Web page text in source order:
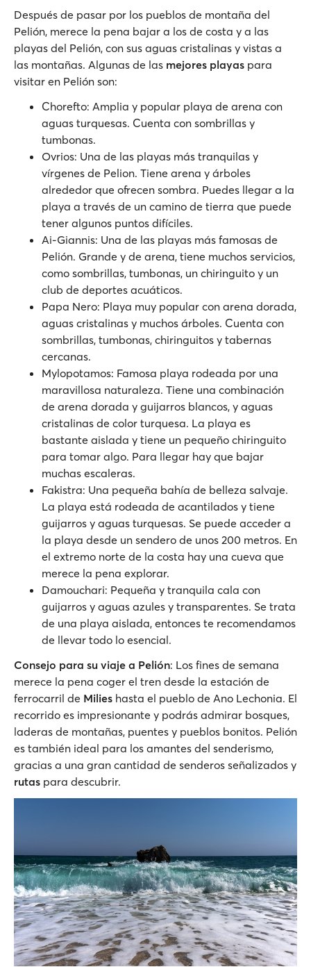
Después de pasar por los pueblos de montaña del
Pelión, merece la pena bajar a los de costa y a las
playas del Pelión, con sus aguas cristalinas y vistas a
las montañas. Algunas de las mejores playas para
visitar en Pelión son:
Chorefto: Amplia y popular playa de arena con
aguas turquesas. Cuenta con sombrillas y
tumbonas.
Ovrios: Una de las playas más tranquilas y
vírgenes de Pelion. Tiene arena y árboles
alrededor que ofrecen sombra. Puedes llegar a la
playa a través de un camino de tierra que puede
tener algunos puntos difíciles.
Ai-Giannis: Una de las playas más famosas de
Pelión. Grande y de arena, tiene muchos servicios,
como sombrillas, tumbonas, un chiringuito y un
club de deportes acuáticos.
Papa Nero: Playa muy popular con arena dorada,
aguas cristalinas y muchos árboles. Cuenta con
sombrillas, tumbonas, chiringuitos y tabernas
cercanas.
Mylopotamos: Famosa playa rodeada por una
maravillosa naturaleza. Tiene una combinación
de arena dorada y guijarros blancos, y aguas
cristalinas de color turquesa. La playa es
bastante aislada y tiene un pequeño chiringuito
para tomar algo. Para llegar hay que bajar
muchas escaleras.
Fakistra: Una pequeña bahía de belleza salvaje.
La playa está rodeada de acantilados y tiene
guijarros y aguas turquesas. Se puede acceder a
la playa desde un sendero de unos 200 metros. En
el extremo norte de la costa hay una cueva que
merece la pena explorar.
Damouchari: Pequeña y tranquila cala con
guijarros y aguas azules y transparentes. Se trata
de una playa aislada, entonces te recomendamos
de llevar todo lo esencial.
Consejo para su viaje a Pelión: Los fines de semana
merece la pena coger el tren desde la estación de
ferrocarril de Milies hasta el pueblo de Ano Lechonia. El
recorrido es impresionante y podrás admirar bosques,
laderas de montañas, puentes y pueblos bonitos. Pelión
es también ideal para los amantes del senderismo,
gracias a una gran cantidad de senderos señalizados y
rutas para descubrir.